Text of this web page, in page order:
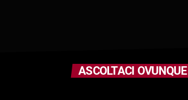
ASCOLTACI OVUNQUE